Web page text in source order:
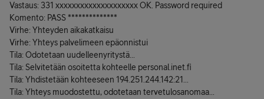
Vastaus: 331 xxxxxxxxxxxxxxxxxxxx OK. Password required
Komento: PASS **************
Virhe: Yhteyden aikakatkaisu
Virhe: Yhteys palvelimeen epäonnistui
Tila: Odotetaan uudelleenyritystä...
Tila: Selvitetään osoitetta kohteelle personal.inet.fi
Tila: Yhdistetään kohteeseen 194.251.244.142:21...
Tila: Yhteys muodostettu, odotetaan tervetulosanomaa...